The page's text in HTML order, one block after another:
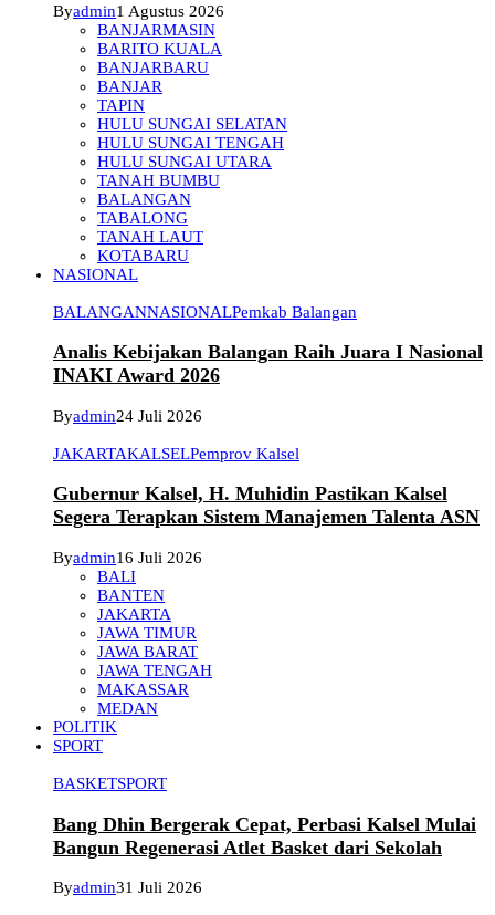
Byadmin1 Agustus 2026
BANJARMASIN
BARITO KUALA
BANJARBARU
BANJAR
TAPIN
HULU SUNGAI SELATAN
HULU SUNGAI TENGAH
HULU SUNGAI UTARA
TANAH BUMBU
BALANGAN
TABALONG
TANAH LAUT
KOTABARU
NASIONAL
BALANGANNASIONALPemkab Balangan
Analis Kebijakan Balangan Raih Juara I Nasional
INAKI Award 2026
Byadmin24 Juli 2026
JAKARTAKALSELPemprov Kalsel
Gubernur Kalsel, H. Muhidin Pastikan Kalsel
Segera Terapkan Sistem Manajemen Talenta ASN
Byadmin16 Juli 2026
BALI
BANTEN
JAKARTA
JAWA TIMUR
JAWA BARAT
JAWA TENGAH
MAKASSAR
MEDAN
POLITIK
SPORT
BASKETSPORT
Bang Dhin Bergerak Cepat, Perbasi Kalsel Mulai
Bangun Regenerasi Atlet Basket dari Sekolah
Byadmin31 Juli 2026